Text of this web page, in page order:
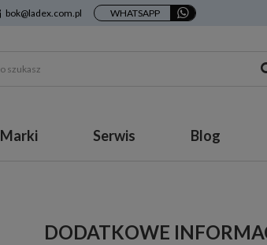
bok@ladex.com.pl WHATSAPP
Marki Serwis Blog
DODATKOWE